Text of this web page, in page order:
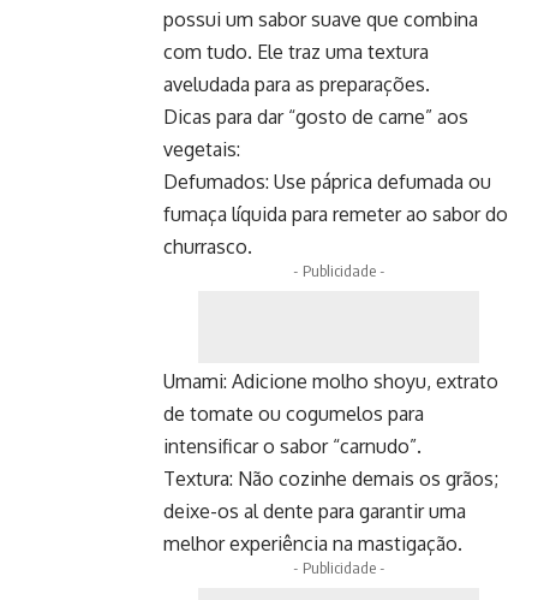
possui um sabor suave que combina
com tudo. Ele traz uma textura
aveludada para as preparações.
Dicas para dar “gosto de carne” aos
vegetais:
Defumados: Use páprica defumada ou
fumaça líquida para remeter ao sabor do
churrasco.
- Publicidade -
Umami: Adicione molho shoyu, extrato
de tomate ou cogumelos para
intensificar o sabor “carnudo”.
Textura: Não cozinhe demais os grãos;
deixe-os al dente para garantir uma
melhor experiência na mastigação.
- Publicidade -